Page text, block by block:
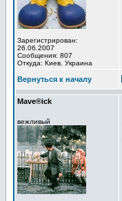
Зарегистрирован:
26.06.2007
Сообщения: 807
Откуда: Киев. Украина
Вернуться к началу
Mave®ick
вежливый